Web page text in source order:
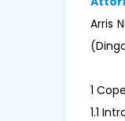
Arris
1
1.1